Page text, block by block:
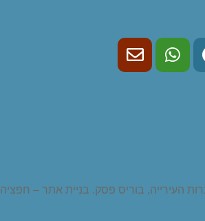
העירייה, בוריס פסק. בניית אתר – חפציה